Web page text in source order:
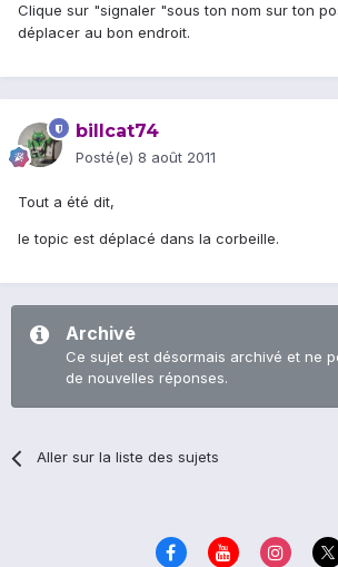
Clique sur "signaler "sous ton nom sur ton
déplacer au bon endroit.
billcat74
Posté(e) 8 août 2011
Tout a été dit,
le topic est déplacé dans la corbeille.
Archivé
Ce sujet est désormais archivé et ne
de nouvelles réponses.
Aller sur la liste des sujets